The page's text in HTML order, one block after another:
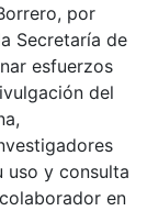
por
Secretaría de
esfuerzos
del
uso y consulta
en